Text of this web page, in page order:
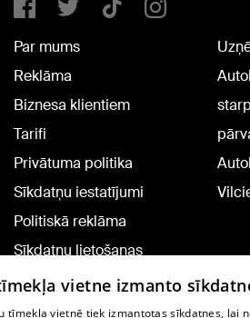
Par mums
Reklāma
Biznesa klientiem
Tarifi
Privātuma politika
Sīkdatņu iestatījumi
Politiskā reklāma
Sīkdatņu lietošanas
noteikumi
Komentāru pievienošana
vietne izmanto
tīmekļa vietnē tiek izmantotas sīkdatnes, lai